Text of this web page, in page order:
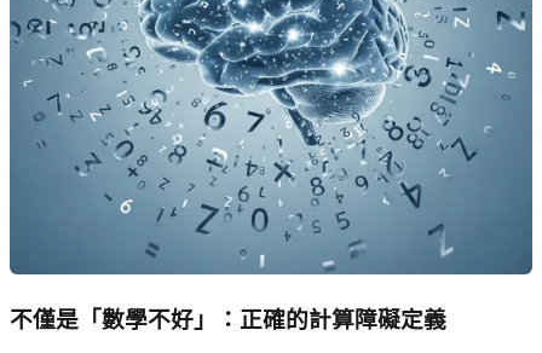
不僅是「數學不好」：正確的計算障礙定義